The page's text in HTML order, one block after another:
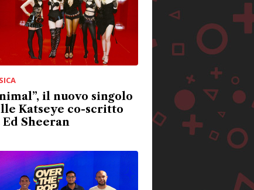
il nuovo singolo
Katseye co-scritto
Ed Sheeran